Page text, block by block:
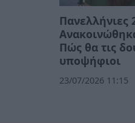
Πανελλήνιες
Πώς θα τις
υποψήφιοι
23/07/2026 11:15